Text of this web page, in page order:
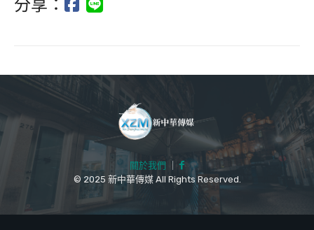
分享：
關於我們 ｜
© 2025 新中華傳媒 All Rights Reserved.